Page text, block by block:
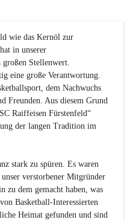
wie das Kernöl zur
in unserer
großen Stellenwert.
eine große Verantwortung.
dem Nachwuchs
Freunden. Aus diesem Grund
Raiffeisen Fürstenfeld“
der langen Tradition im
stark zu spüren. Es waren
verstorbener Mitgründer
zu dem gemacht haben, was
Basketball-Interessierten
Heimat gefunden und sind